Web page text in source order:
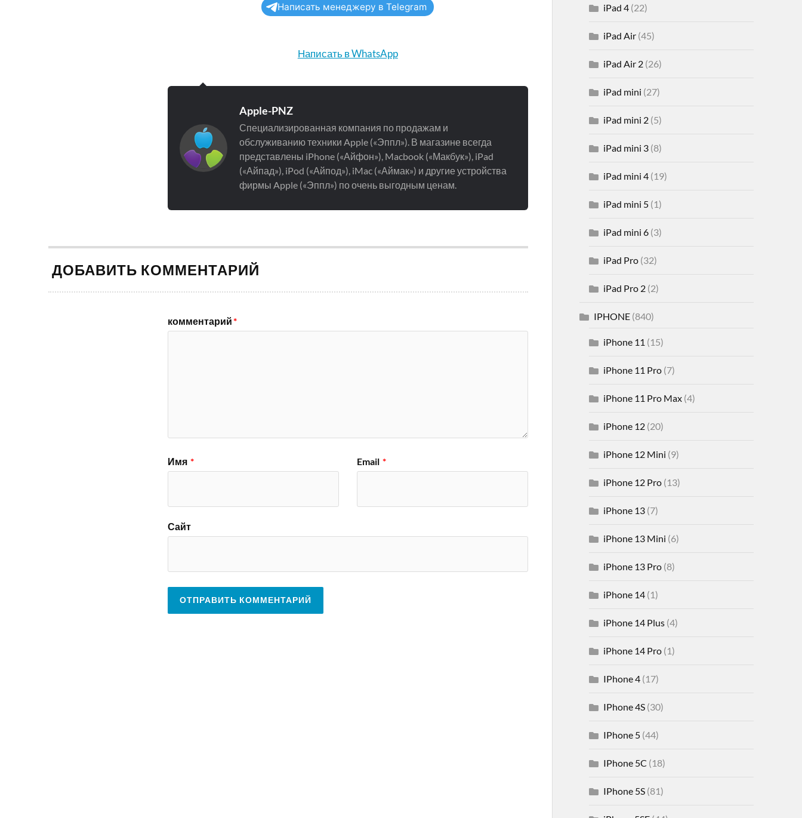
Написать менеджеру в Telegram
Написать в WhatsApp
Apple-PNZ
Специализированная компания по продажам и
обслуживанию техники Apple («Эппл»). В магазине всегда
представлены iPhone («Айфон»), Macbook («Макбук»), iPad
(«Айпад»), iPod («Айпод»), iMac («Аймак») и другие устройства
фирмы Apple («Эппл») по очень выгодным ценам.
ДОБАВИТЬ КОММЕНТАРИЙ
комментарий*
Имя * Email *
Сайт
iPad 4(22)
iPad Air(45)
iPad Air 2(26)
iPad mini (27)
iPad mini 2(5)
iPad mini 3(8)
iPad mini 4(19)
iPad mini 5(1)
iPad mini 6(3)
iPad Pro(32)
iPad Pro 2(2)
IPHONE(840)
iPhone 11 (15)
iPhone 11 Pro(7)
iPhone 11 Pro Max(4)
iPhone 12(20)
iPhone 12 Mini (9)
iPhone 12 Pro(13)
iPhone 13(7)
iPhone 13 Mini (6)
iPhone 13 Pro(8)
iPhone 14(1)
iPhone 14 Plus(4)
iPhone 14 Pro(1)
IPhone 4(17)
IPhone 4S(30)
IPhone 5(44)
IPhone 5C (18)
IPhone 5S(81)